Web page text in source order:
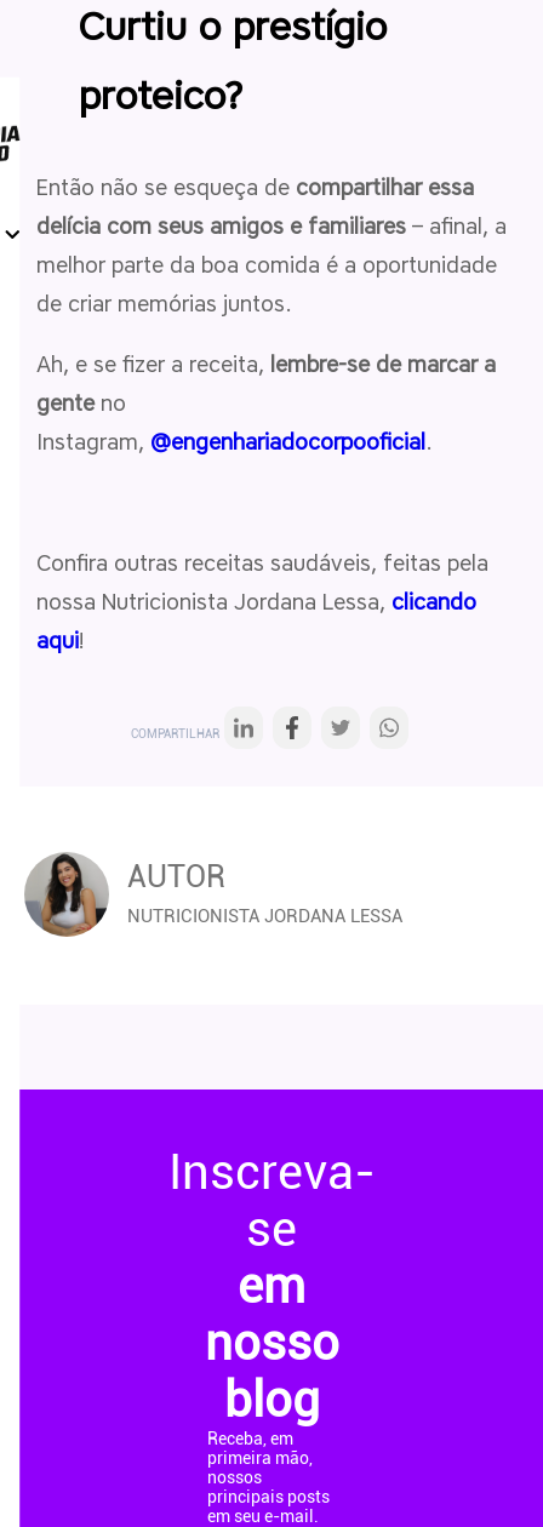
Curtiu o prestígio
proteico?
Então não se esqueça de compartilhar essa
delícia com seus amigos e familiares – afinal, a
melhor parte da boa comida é a oportunidade
de criar memórias juntos.
Ah, e se fizer a receita, lembre-se de marcar a
genteno
Instagram, @engenhariadocorpooficial.
Confira outras receitas saudáveis, feitas pela
nossa Nutricionista Jordana Lessa, clicando
aqui!
COMPARTILHAR
AUTOR
NUTRICIONISTA JORDANA LESSA
Inscreva-
se
em
nosso
blog
Receba, em
primeira mão,
nossos
principais posts
em seu e-mail.